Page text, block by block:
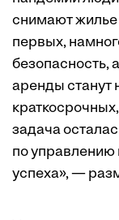
снимают жилье
первых,
безопасность,
аренды станут
задача
по
успеха», —